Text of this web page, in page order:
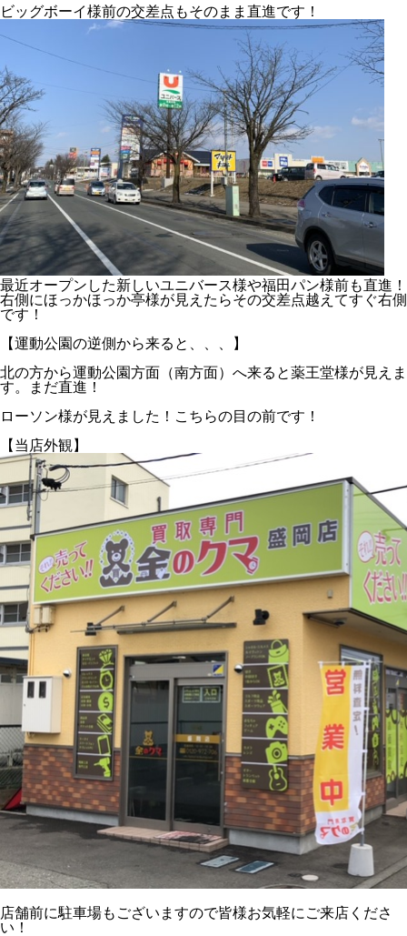
ビッグボーイ様前の交差点もそのまま直進です！
最近オープンした新しいユニバース様や福田パン様前も直進！
右側にほっかほっか亭様が見えたらその交差点越えてすぐ右側
です！
【運動公園の逆側から来ると、、、】
北の方から運動公園方面（南方面）へ来ると薬王堂様が見えま
す。まだ直進！
ローソン様が見えました！こちらの目の前です！
【当店外観】
店舗前に駐車場もございますので皆様お気軽にご来店くださ
い！